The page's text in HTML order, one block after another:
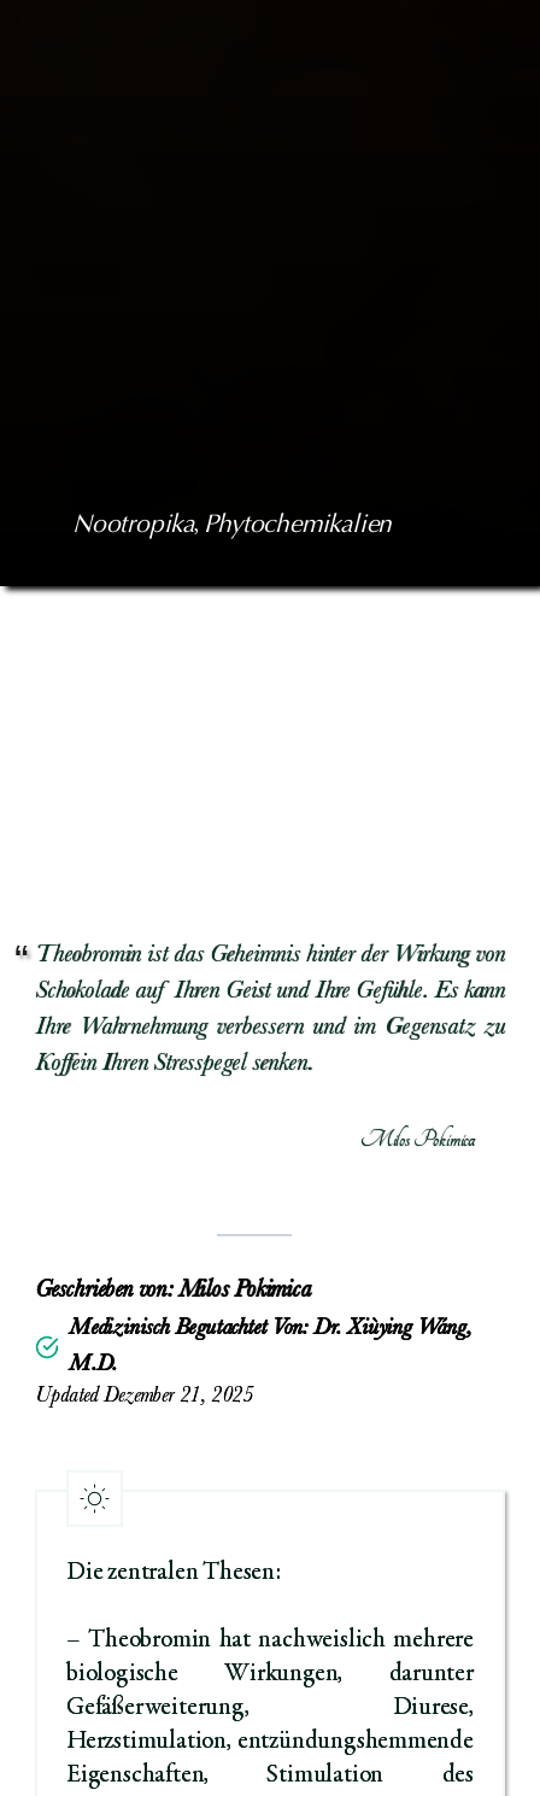
Nootropika, Phytochemikalien
Theobromin ist das Geheimnis hinter der Wirkung von
Schokolade auf Ihren Geist und Ihre Gefühle. Es kann
Ihre Wahrnehmung verbessern und im Gegensatz zu
Koffein Ihren Stresspegel senken.
Milos Pokimica
Geschrieben von:Milos Pokimica
Medizinisch Begutachtet Von: Dr. Xiùying Wáng,
M.D.
Updated Dezember 21, 2025
Die zentralen Thesen:
– Theobromin hat nachweislich mehrere
biologische Wirkungen, darunter
Gefäßerweiterung, Diurese,
Herzstimulation, entzündungshemmende
Eigenschaften, Stimulation des